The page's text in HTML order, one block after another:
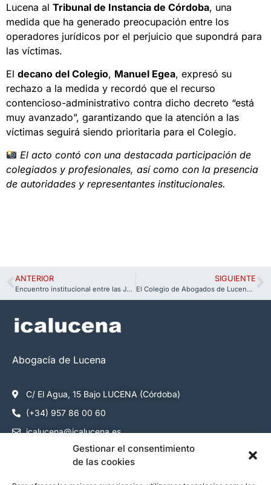
Gestionar el consentimiento
de las cookies
Lucena al Tribunal de Instancia de Córdoba, una
medida que ha generado preocupación entre los
operadores jurídicos por el perjuicio que supondrá para
las víctimas.
El decano del Colegio, Manuel Egea, expresó su
rechazo a la medida y recordó que el recurso
contencioso-administrativo contra dicho decreto “está
muy avanzado”, garantizando que la atención a las
víctimas seguirá siendo prioritaria para el Colegio.
El acto contó con una destacada participación de
colegiados y profesionales, así como con la presencia
de autoridades y representantes institucionales.
ANTERIOR
Encuentro institucional entre las Juntas de Gobierno de los Colegios de Abogados de Lucena y Córdoba
SIGUIENTE
El Colegio de Abogados de Lucena refuerza su compromiso con la formación digital de la abogacía
Abogacía de Lucena
C/ El Agua, 15 Bajo LUCENA (Córdoba)
(+34) 957 86 00 60
icalucena@icalucena.es
Cómo colegiarse